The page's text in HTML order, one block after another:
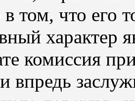
том, что его
характер
комиссия
впредь